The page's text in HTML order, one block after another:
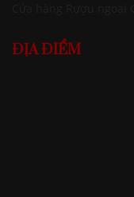
ĐỊA ĐIỂM